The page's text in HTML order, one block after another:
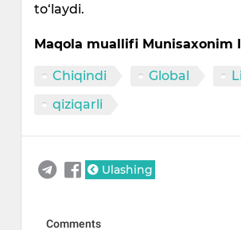
to‘laydi.
Maqola muallifi Munisaxonim
Chiqindi Global
qiziqarli
Ulashing